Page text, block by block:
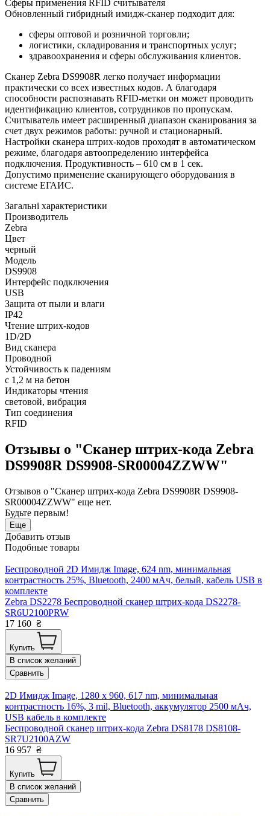
Сферы применения RFID считывателя
Обновленный гибридный имидж-сканер подходит для:
сферы оптовой и розничной торговли;
логистики, складирования и транспортных услуг;
здравоохранения и сферы обслуживания клиентов.
Сканер Zebra DS9908R легко получает информации
практически со всех известных кодов. А благодаря
способности распознавать RFID-метки он может проводить
идентификацию клиентов, сотрудников по пропускам.
Считыватель имеет расширенный диапазон сканирования за
счет двух режимов работы: ручной и стационарный.
Настройки сканера штрих-кодов проходят в автоматическом
режиме, благодаря автоопределению интерфейса
подключения. Продуктивность – 610 см в 1 сек.
Допустимо применение сканирующего оборудования в
системе ЕГАИС.
Загальні характеристики
Производитель
Zebra
Цвет
черный
Модель
DS9908
Интерфейс подключения
USB
Защита от пыли и влаги
IP42
Чтение штрих-кодов
1D/2D
Вид сканера
Проводной
Устойчивость к падениям
с 1,2 м на бетон
Индикаторы чтения
световой, вибрация
Тип соединения
RFID
Отзывы о "Сканер штрих-кода Zebra
DS9908R DS9908-SR00004ZZWW"
Отзывов о "Сканер штрих-кода Zebra DS9908R DS9908-
SR00004ZZWW" еще нет.
Будьте первым!
Еще
Добавить отзыв
Подобные товары
Беспроводной 2D Имидж Image, 624 nm, минимальная
контрастность 25%, Bluetooth, 2400 мАч, белый, кабель USB в
комплекте
Zebra DS2278 Беспроводной сканер штрих-кода DS2278-
SR6U2100PRW
17 160 ₴
Купить
В список желаний
Сравнить
2D Имидж Image, 1280 x 960, 617 nm, минимальная
контрастность 16%, 3 mil, Bluetooth, аккумулятор 2500 мАч,
USB кабель в комплекте
Беспроводной сканер штрих-кода Zebra DS8178 DS8108-
SR7U2100AZW
16 957 ₴
Купить
В список желаний
Сравнить